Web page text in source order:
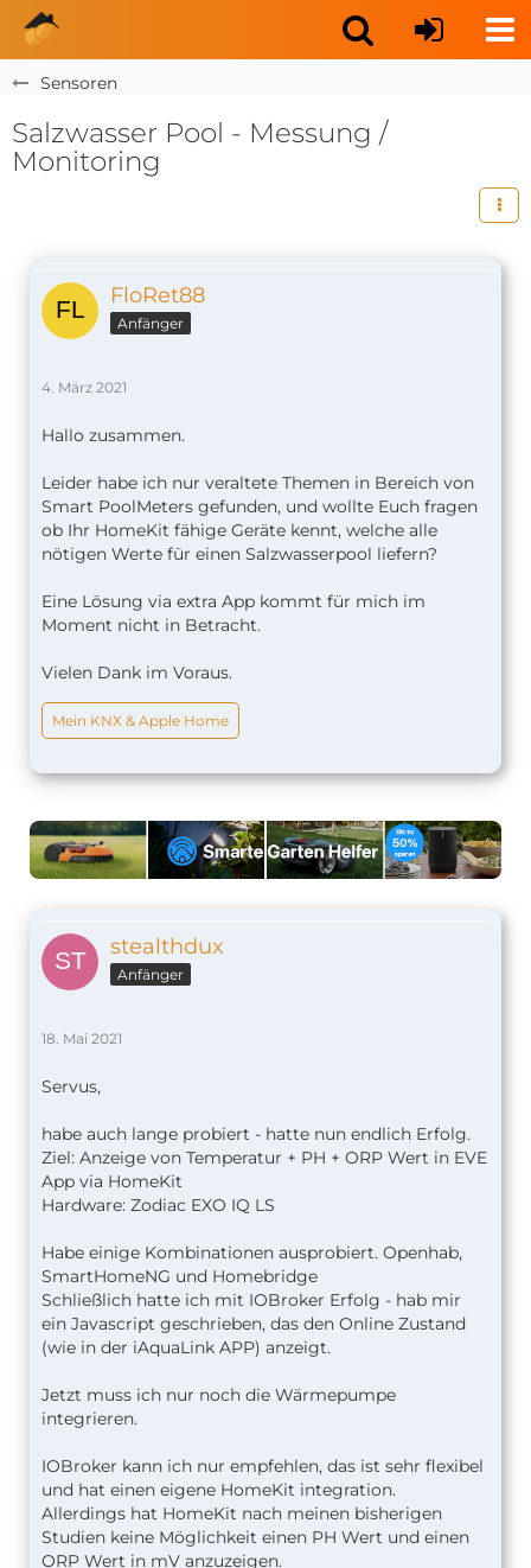
Sensoren
Salzwasser Pool - Messung /
Monitoring
FloRet88
Anfänger
4. März 2021
Hallo zusammen.
Leider habe ich nur veraltete Themen in Bereich von
Smart PoolMeters gefunden, und wollte Euch fragen
ob Ihr HomeKit fähige Geräte kennt, welche alle
nötigen Werte für einen Salzwasserpool liefern?
Eine Lösung via extra App kommt für mich im
Moment nicht in Betracht.
Vielen Dank im Voraus.
Mein KNX & Apple Home
stealthdux
Anfänger
18. Mai 2021
Servus,
habe auch lange probiert - hatte nun endlich Erfolg.
Ziel: Anzeige von Temperatur + PH + ORP Wert in EVE
App via HomeKit
Hardware: Zodiac EXO IQ LS
Habe einige Kombinationen ausprobiert. Openhab,
SmartHomeNG und Homebridge
Schließlich hatte ich mit IOBroker Erfolg - hab mir
ein Javascript geschrieben, das den Online Zustand
(wie in der iAquaLink APP) anzeigt.
Jetzt muss ich nur noch die Wärmepumpe
integrieren.
IOBroker kann ich nur empfehlen, das ist sehr flexibel
und hat einen eigene HomeKit integration.
Allerdings hat HomeKit nach meinen bisherigen
Studien keine Möglichkeit einen PH Wert und einen
ORP Wert in mV anzuzeigen.